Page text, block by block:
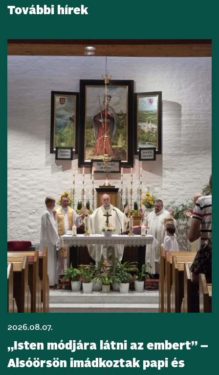
További hírek
2026.08.07.
„Isten módjára látni az embert” –
Alsóörsön imádkoztak papi és